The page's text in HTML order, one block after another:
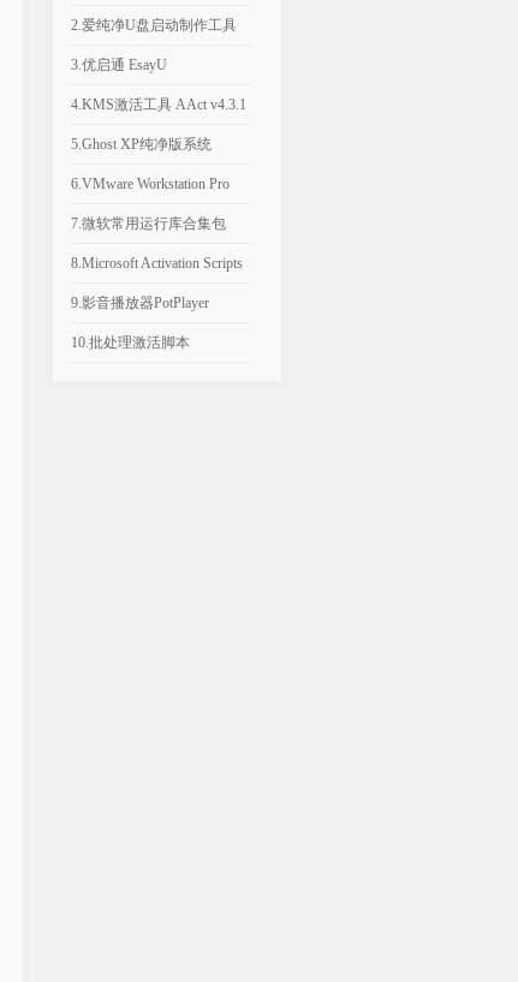
Activator v64.0.0
2.爱纯净U盘启动制作工具
v2025.1003
3.优启通 EsayU
v3.7.2025.0326 无广告纯净版
4.KMS激活工具 AAct v4.3.1
汉化便携版
5.Ghost XP纯净版系统
2020.06 经典稳定版
6.VMware Workstation Pro
26H1 v26.0.1810 附永久激活
密钥
7.微软常用运行库合集包
v2026.06.07 可自选更新
8.Microsoft Activation Scripts
AIO v3.12 KMS激活脚本
9.影音播放器PotPlayer
v1.7.23021.0 去广告版
10.批处理激活脚本